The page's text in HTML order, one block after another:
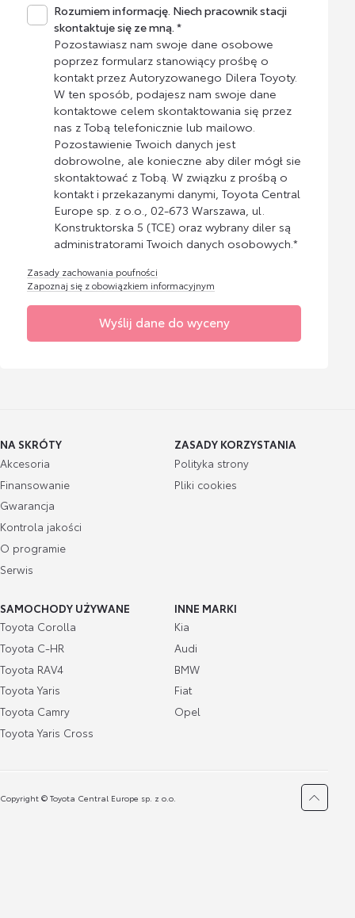
Rozumiem informację. Niech pracownik stacji
skontaktuje się ze mną. *
Pozostawiasz nam swoje dane osobowe
poprzez formularz stanowiący prośbę o
kontakt przez Autoryzowanego Dilera Toyoty.
W ten sposób, podajesz nam swoje dane
kontaktowe celem skontaktowania się przez
nas z Tobą telefonicznie lub mailowo.
Pozostawienie Twoich danych jest
dobrowolne, ale konieczne aby diler mógł sie
skontaktować z Tobą. W związku z prośbą o
kontakt i przekazanymi danymi, Toyota Central
Europe sp. z o.o., 02-673 Warszawa, ul.
Konstruktorska 5 (TCE) oraz wybrany diler są
administratorami Twoich danych osobowych.*
Zasady zachowania poufności
Zapoznaj się z obowiązkiem informacyjnym
Wyślij dane do wyceny
NA SKRÓTY
Akcesoria
Finansowanie
Gwarancja
Kontrola jakości
O programie
Serwis
ZASADY KORZYSTANIA
Polityka strony
Pliki cookies
SAMOCHODY UŻYWANE
Toyota Corolla
Toyota C-HR
Toyota RAV4
Toyota Yaris
Toyota Camry
Toyota Yaris Cross
INNE MARKI
Kia
Audi
BMW
Fiat
Opel
Copyright © Toyota Central Europe sp. z o.o.